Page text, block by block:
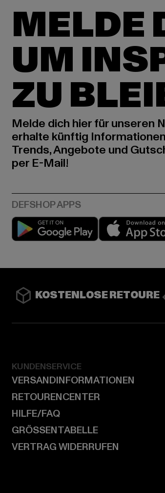
MELDE
UM
ZU
Melde dich hier für unseren
erhalte künftig
Trends, Angebote und
per E-Mail!
Play market
KOSTENLOSE RETOURE
KUNDENSERVICE
VERSANDINFORMATIONEN
RETOURENCENTER
HILFE/FAQ
GRÖSSENTABELLE
VERTRAG WIDERRUFEN